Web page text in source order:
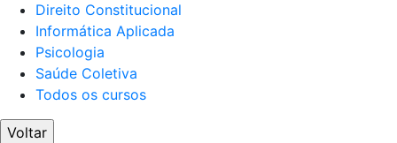
Direito Constitucional
Informática Aplicada
Psicologia
Saúde Coletiva
Todos os cursos
Voltar